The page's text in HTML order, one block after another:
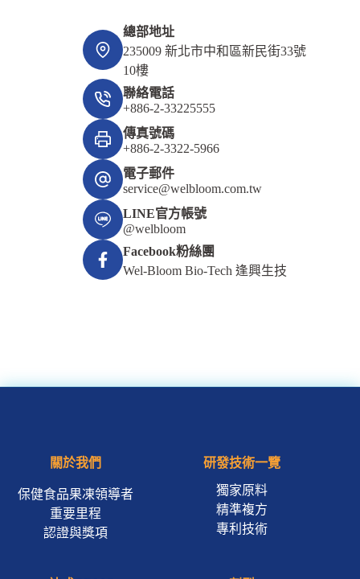
總部地址
235009 新北市中和區新民街33號
10樓
聯絡電話
+886-2-33225555
傳真號碼
+886-2-3322-5966
電子郵件
service@welbloom.com.tw
LINE官方帳號
@welbloom
Facebook粉絲團
Wel-Bloom Bio-Tech 逢興生技
關於我們
保健食品果凍領導者
重要里程
認證與獎項
研發技術一覽
獨家原料
精準複方
專利技術